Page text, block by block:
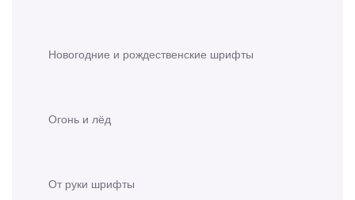
Новогодние и рождественские шрифты
Огонь и лёд
От руки шрифты